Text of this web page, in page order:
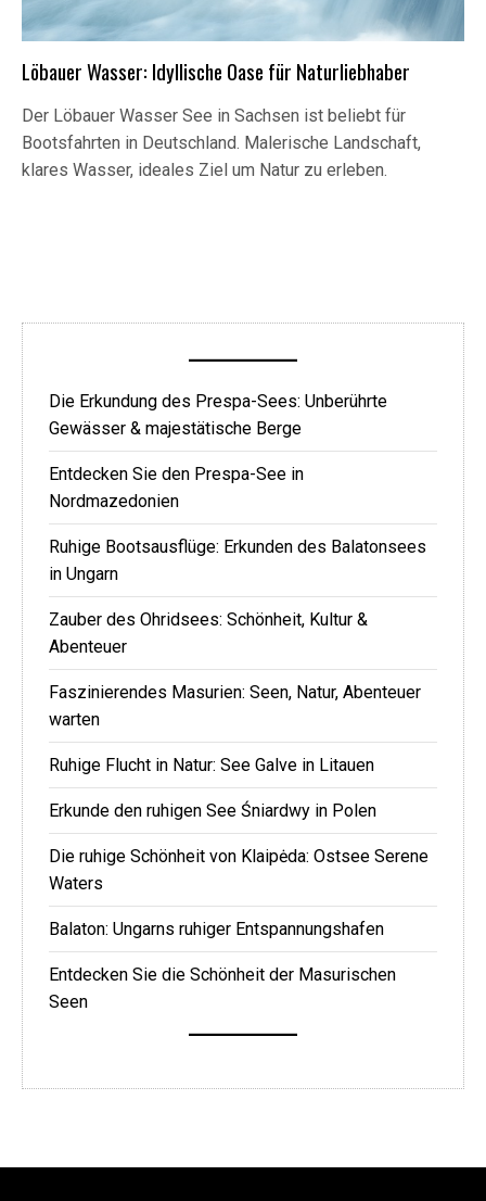
Löbauer Wasser: Idyllische Oase für Naturliebhaber
Der Löbauer Wasser See in Sachsen ist beliebt für
Bootsfahrten in Deutschland. Malerische Landschaft,
klares Wasser, ideales Ziel um Natur zu erleben.
Die Erkundung des Prespa-Sees: Unberührte
Gewässer & majestätische Berge
Entdecken Sie den Prespa-See in
Nordmazedonien
Ruhige Bootsausflüge: Erkunden des Balatonsees
in Ungarn
Zauber des Ohridsees: Schönheit, Kultur &
Abenteuer
Faszinierendes Masurien: Seen, Natur, Abenteuer
warten
Ruhige Flucht in Natur: See Galve in Litauen
Erkunde den ruhigen See Śniardwy in Polen
Die ruhige Schönheit von Klaipėda: Ostsee Serene
Waters
Balaton: Ungarns ruhiger Entspannungshafen
Entdecken Sie die Schönheit der Masurischen
Seen